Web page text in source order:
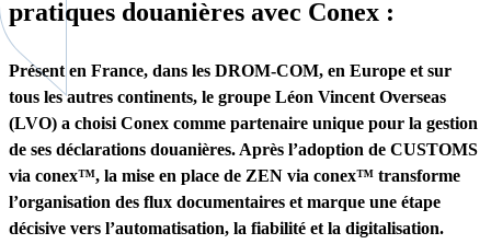
pratiques douanières avec Conex :
Présent en France, dans les DROM-COM, en Europe et sur
tous les autres continents, le groupe Léon Vincent Overseas
(LVO) a choisi Conex comme partenaire unique pour la gestion
de ses déclarations douanières. Après l’adoption de CUSTOMS
via conex™, la mise en place de ZEN via conex™ transforme
l’organisation des flux documentaires et marque une étape
décisive vers l’automatisation, la fiabilité et la digitalisation.